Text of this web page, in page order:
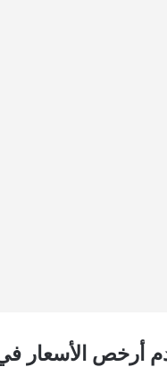
أرخص الأسعار